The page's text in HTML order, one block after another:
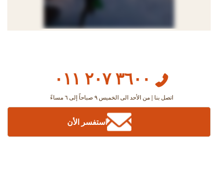
٣٦٠٠ ٢٠٧ ٠١١
اتصل بنا | من الأحد الى الخميس ٩ صباحاً إلى ٦ مساءً
استفسر الأن